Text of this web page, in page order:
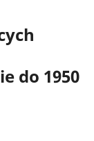
do 1950